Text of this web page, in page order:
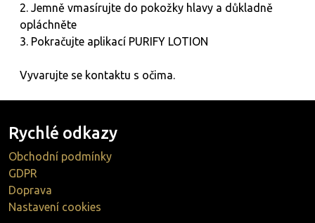
2. Jemně vmasírujte do pokožky hlavy a důkladně
opláchněte
3. Pokračujte aplikací PURIFY LOTION
Vyvarujte se kontaktu s očima.
Rychlé odkazy
Obchodní podmínky
GDPR
Doprava
Nastavení cookies